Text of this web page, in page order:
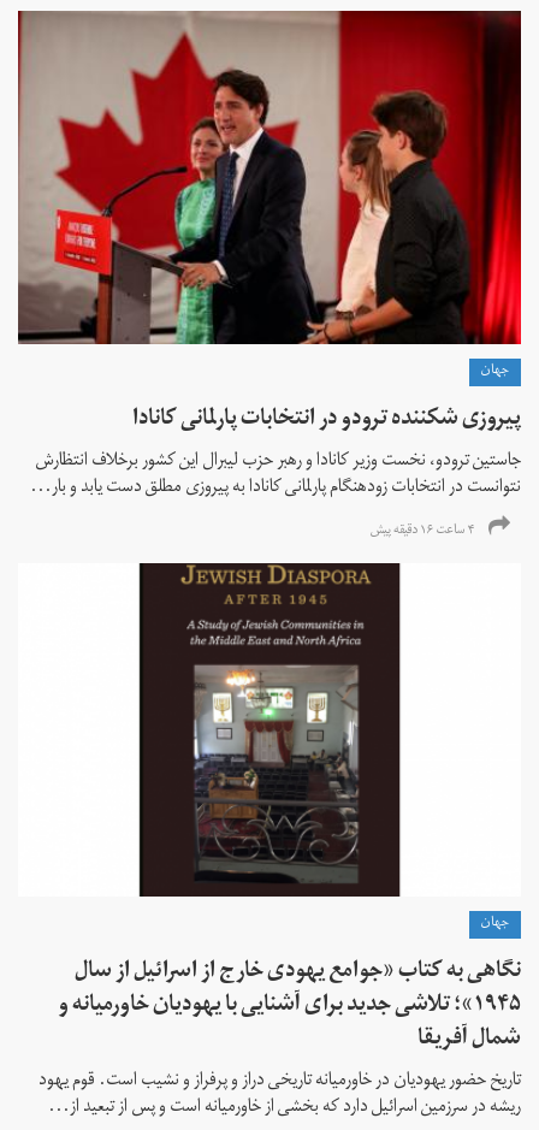
جهان
پیروزی شکننده ترودو در انتخابات پارلمانی کانادا
جاستین ترودو، نخست وزیر کانادا و رهبر حزب لیبرال این کشور برخلاف انتظارش
نتوانست در انتخابات زود‌هنگام پارلمانی کانادا به پیروزی مطلق دست یابد و بار...
۴ ساعت ۱۶ دقیقه پیش
جهان
نگاهی به کتاب «جوامع یهودی خارج از اسرائیل از سال
۱۹۴۵»؛ تلاشی جدید برای آشنایی با یهودیان خاورمیانه و
شمال آفریقا
تاریخ حضور یهودیان در خاورمیانه تاریخی دراز و پرفراز و نشیب است. قوم یهود
ریشه در سرزمین اسرائیل دارد که بخشی از خاورمیانه است و پس از تبعید از...